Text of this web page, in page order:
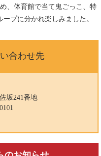
、体育館で当て鬼ごっこ、特
プに分かれ楽しみました。
合わせ先
坂241番地